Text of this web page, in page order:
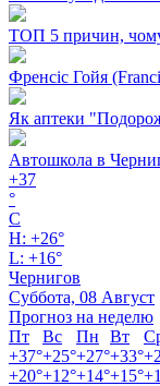
ТОП 5 причин, чому
Френсіс Гойя
Як аптеки
Автошкола в
+37
°
C
H: +26°
L: +16°
Чернигов
Суббота, 08 Август
Прогноз на неделю
Пт
Вс Пн Вт
+37°+25°+27°+33°+
+20°+12°+14°+15°+